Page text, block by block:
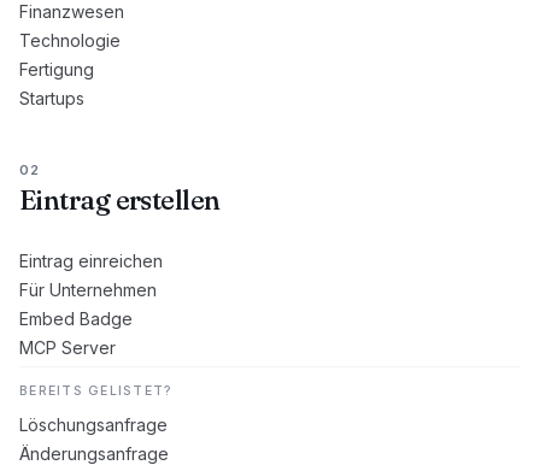
Finanzwesen
Technologie
Fertigung
Startups
02
Eintrag erstellen
Eintrag einreichen
Für Unternehmen
Embed Badge
MCP Server
BEREITS GELISTET?
Löschungsanfrage
Änderungsanfrage